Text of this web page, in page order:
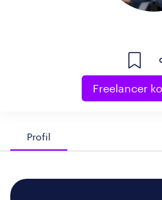
Freelancer
Profil